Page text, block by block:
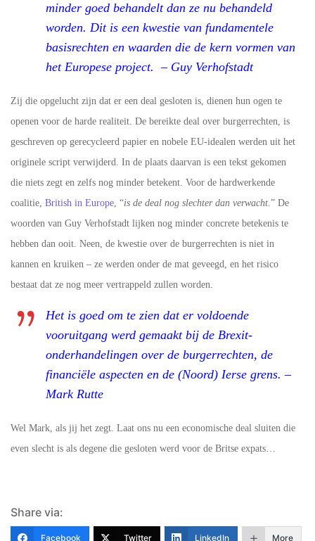
minder goed behandelt dan ze nu behandeld
worden. Dit is een kwestie van fundamentele
basisrechten en waarden die de kern vormen van
het Europese project. – Guy Verhofstadt
Zij die opgelucht zijn dat er een deal gesloten is, dienen hun ogen te
openen voor de harde realiteit. De bereikte deal over burgerrechten, is
geschreven op gerecycleerd papier en nobele EU-idealen werden uit het
originele script verwijderd. In de plaats daarvan is een tekst gekomen
die niets zegt en zelfs nog minder betekent. Voor de hardwerkende
coalitie, British in Europe, “is de deal nog slechter dan verwacht.” De
woorden van Guy Verhofstadt lijken nog minder concrete betekenis te
hebben dan ooit. Neen, de kwestie over de burgerrechten is niet in
kannen en kruiken – ze werden onder de mat geveegd, en het risico
bestaat dat ze nog meer vertrappeld zullen worden.
Het is goed om te zien dat er voldoende
vooruitgang werd gemaakt bij de Brexit-
onderhandelingen over de burgerrechten, de
financiële aspecten en de (Noord) Ierse grens. –
Mark Rutte
Wel Mark, als jij het zegt. Laat ons nu een economische deal sluiten die
even slecht is als degene die gesloten werd voor de Britse expats…
Share via:
Facebook Twitter LinkedIn More